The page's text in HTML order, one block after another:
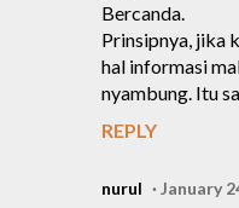
Bercanda.
Prinsipnya, jika
hal informasi
nyambung. Itu
REPLY
nurul January